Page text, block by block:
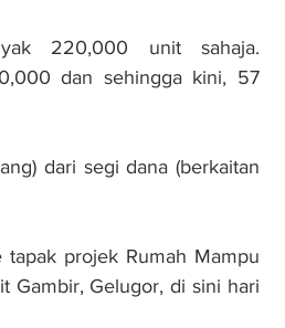
220,000 unit sahaja.
dan sehingga kini, 57
dari segi dana (berkaitan
projek Rumah Mampu
Gambir, Gelugor, di sini hari